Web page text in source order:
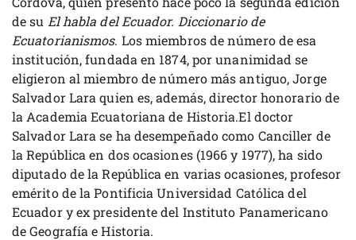
de su El habla del Ecuador. Diccionario de
Ecuatorianismos. Los miembros de número de esa
institución, fundada en 1874, por unanimidad se
eligieron al miembro de número más antiguo, Jorge
Salvador Lara quien es, además, director honorario de
la Academia Ecuatoriana de Historia.El doctor
Salvador Lara se ha desempeñado como Canciller de
la República en dos ocasiones (1966 y 1977), ha sido
diputado de la República en varias ocasiones, profesor
emérito de la Pontificia Universidad Católica del
Ecuador y ex presidente del Instituto Panamericano
de Geografía e Historia.